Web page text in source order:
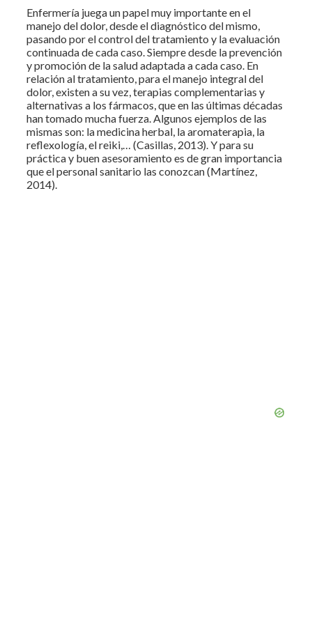
Enfermería juega un papel muy importante en el
manejo del dolor, desde el diagnóstico del mismo,
pasando por el control del tratamiento y la evaluación
continuada de cada caso. Siempre desde la prevención
y promoción de la salud adaptada a cada caso. En
relación al tratamiento, para el manejo integral del
dolor, existen a su vez, terapias complementarias y
alternativas a los fármacos, que en las últimas décadas
han tomado mucha fuerza. Algunos ejemplos de las
mismas son: la medicina herbal, la aromaterapia, la
reflexología, el reiki,… (Casillas, 2013). Y para su
práctica y buen asesoramiento es de gran importancia
que el personal sanitario las conozcan (Martínez,
2014).